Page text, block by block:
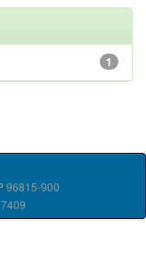
1
96815-900